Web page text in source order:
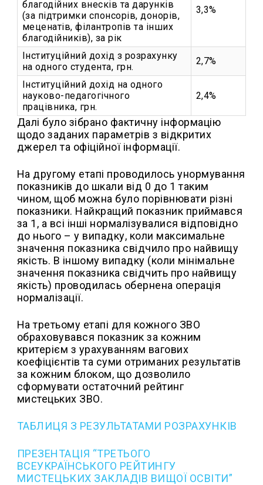
благодійних внесків та дарунків
(за підтримки спонсорів, донорів,
меценатів, філантропів та інших
благодійників), за рік
3,3%
Інституційний дохід з розрахунку
на одного студента, грн.
2,7%
Інституційний дохід на одного
науково-педагогічного
працівника, грн.
2,4%
Далі було зібрано фактичну інформацію
щодо заданих параметрів з відкритих
джерел та офіційної інформації.
На другому етапі проводилось унормування
показників до шкали від 0 до 1 таким
чином, щоб можна було порівнювати різні
показники. Найкращий показник приймався
за 1, а всі інші нормалізувалися відповідно
до нього – у випадку, коли максимальне
значення показника свідчило про найвищу
якість. В іншому випадку (коли мінімальне
значення показника свідчить про найвищу
якість) проводилась обернена операція
нормалізації.
На третьому етапі для кожного ЗВО
обраховувався показник за кожним
критерієм з урахуванням вагових
коефіцієнтів та суми отриманих результатів
за кожним блоком, що дозволило
сформувати остаточний рейтинг
мистецьких ЗВО.
ТАБЛИЦЯ З РЕЗУЛЬТАТАМИ РОЗРАХУНКІВ
ПРЕЗЕНТАЦІЯ “ТРЕТЬОГО
ВСЕУКРАЇНСЬКОГО РЕЙТИНГУ
МИСТЕЦЬКИХ ЗАКЛАДІВ ВИЩОЇ ОСВІТИ”